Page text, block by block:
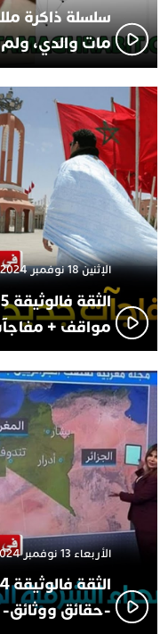
مات والدي، ولم
الإثنين 18 نوفمبر 2024 - 12:00
مواقف +
الأربعاء 13 نوفمبر 2024 - 11:56
-حقائق ووثائق-